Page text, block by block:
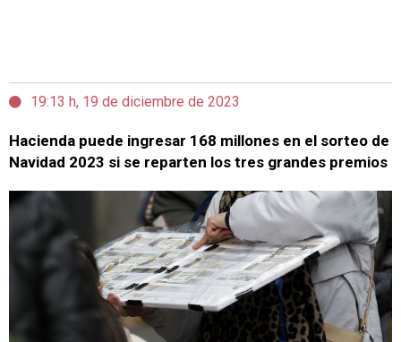
19:13 h, 19 de diciembre de 2023
Hacienda puede ingresar 168 millones en el sorteo de
Navidad 2023 si se reparten los tres grandes premios